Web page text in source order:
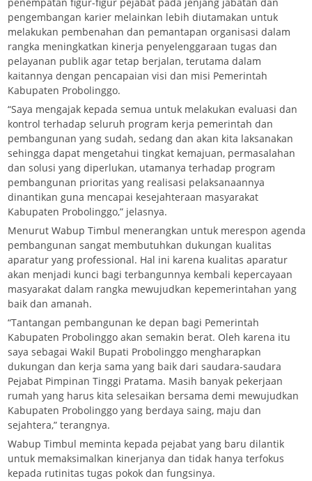
pengembangan karier melainkan lebih diutamakan untuk
melakukan pembenahan dan pemantapan organisasi dalam
rangka meningkatkan kinerja penyelenggaraan tugas dan
pelayanan publik agar tetap berjalan, terutama dalam
kaitannya dengan pencapaian visi dan misi Pemerintah
Kabupaten Probolinggo.
“Saya mengajak kepada semua untuk melakukan evaluasi dan
kontrol terhadap seluruh program kerja pemerintah dan
pembangunan yang sudah, sedang dan akan kita laksanakan
sehingga dapat mengetahui tingkat kemajuan, permasalahan
dan solusi yang diperlukan, utamanya terhadap program
pembangunan prioritas yang realisasi pelaksanaannya
dinantikan guna mencapai kesejahteraan masyarakat
Kabupaten Probolinggo,” jelasnya.
Menurut Wabup Timbul menerangkan untuk merespon agenda
pembangunan sangat membutuhkan dukungan kualitas
aparatur yang professional. Hal ini karena kualitas aparatur
akan menjadi kunci bagi terbangunnya kembali kepercayaan
masyarakat dalam rangka mewujudkan kepemerintahan yang
baik dan amanah.
“Tantangan pembangunan ke depan bagi Pemerintah
Kabupaten Probolinggo akan semakin berat. Oleh karena itu
saya sebagai Wakil Bupati Probolinggo mengharapkan
dukungan dan kerja sama yang baik dari saudara-saudara
Pejabat Pimpinan Tinggi Pratama. Masih banyak pekerjaan
rumah yang harus kita selesaikan bersama demi mewujudkan
Kabupaten Probolinggo yang berdaya saing, maju dan
sejahtera,” terangnya.
Wabup Timbul meminta kepada pejabat yang baru dilantik
untuk memaksimalkan kinerjanya dan tidak hanya terfokus
kepada rutinitas tugas pokok dan fungsinya.